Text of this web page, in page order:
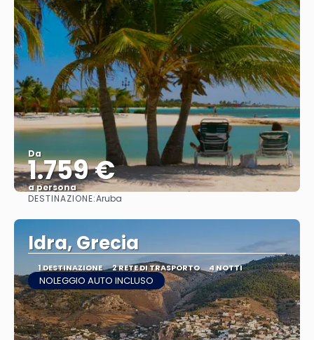
Da
1.759 €
a persona
DESTINAZIONE:Aruba
Idra, Grecia
1 DESTINAZIONE 2 RETE DI TRASPORTO 4 NOTTI
NOLEGGIO AUTO INCLUSO